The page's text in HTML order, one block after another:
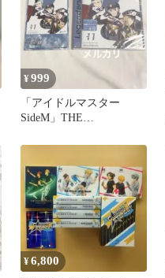
¥999
「アイドルマスター
SideM」THE
49…
¥6,800